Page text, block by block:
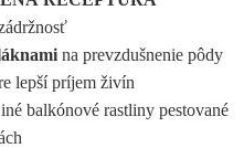
na prevzdušnenie pôdy
lepší príjem živín
balkónové rastliny pestované